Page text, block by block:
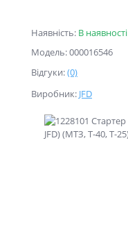
Наявність: В наявності
Модель: 000016546
Відгуки:(0)
Виробник: JFD